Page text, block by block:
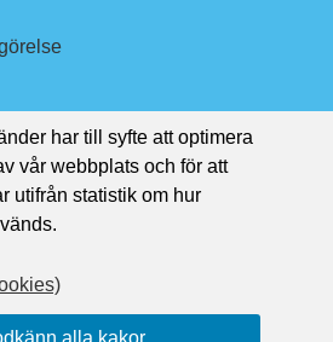
på Facebook
i sociala medier
har till syfte att optimera
vår webbplats och för att
utifrån statistik om hur
alla kakor